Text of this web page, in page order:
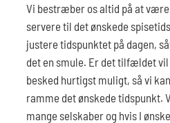
Vi bestræber os altid på at
servere til det ønskede
justere tidspunktet på dagen,
det en smule. Er det tilfældet
besked hurtigst muligt, så vi
ramme det ønskede tidspunkt.
mange selskaber og hvis I